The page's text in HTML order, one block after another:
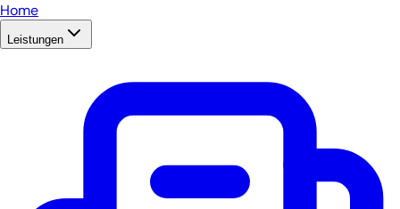
Home
Leistungen